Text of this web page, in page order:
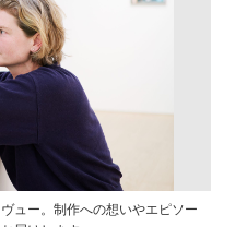
ュー。制作への想いやエピソー